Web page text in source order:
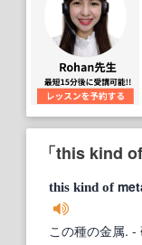
「this kind
this kind of
この種の金属. -